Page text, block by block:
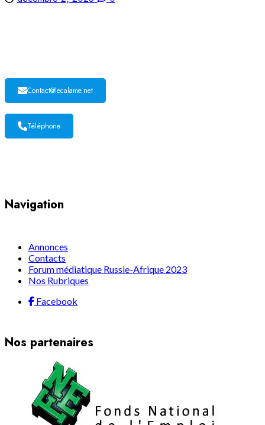
Contact@lecalame.net
Téléphone
Navigation
Annonces
Contacts
Forum médiatique Russie-Afrique 2023
Nos Rubriques
Facebook
Nos partenaires